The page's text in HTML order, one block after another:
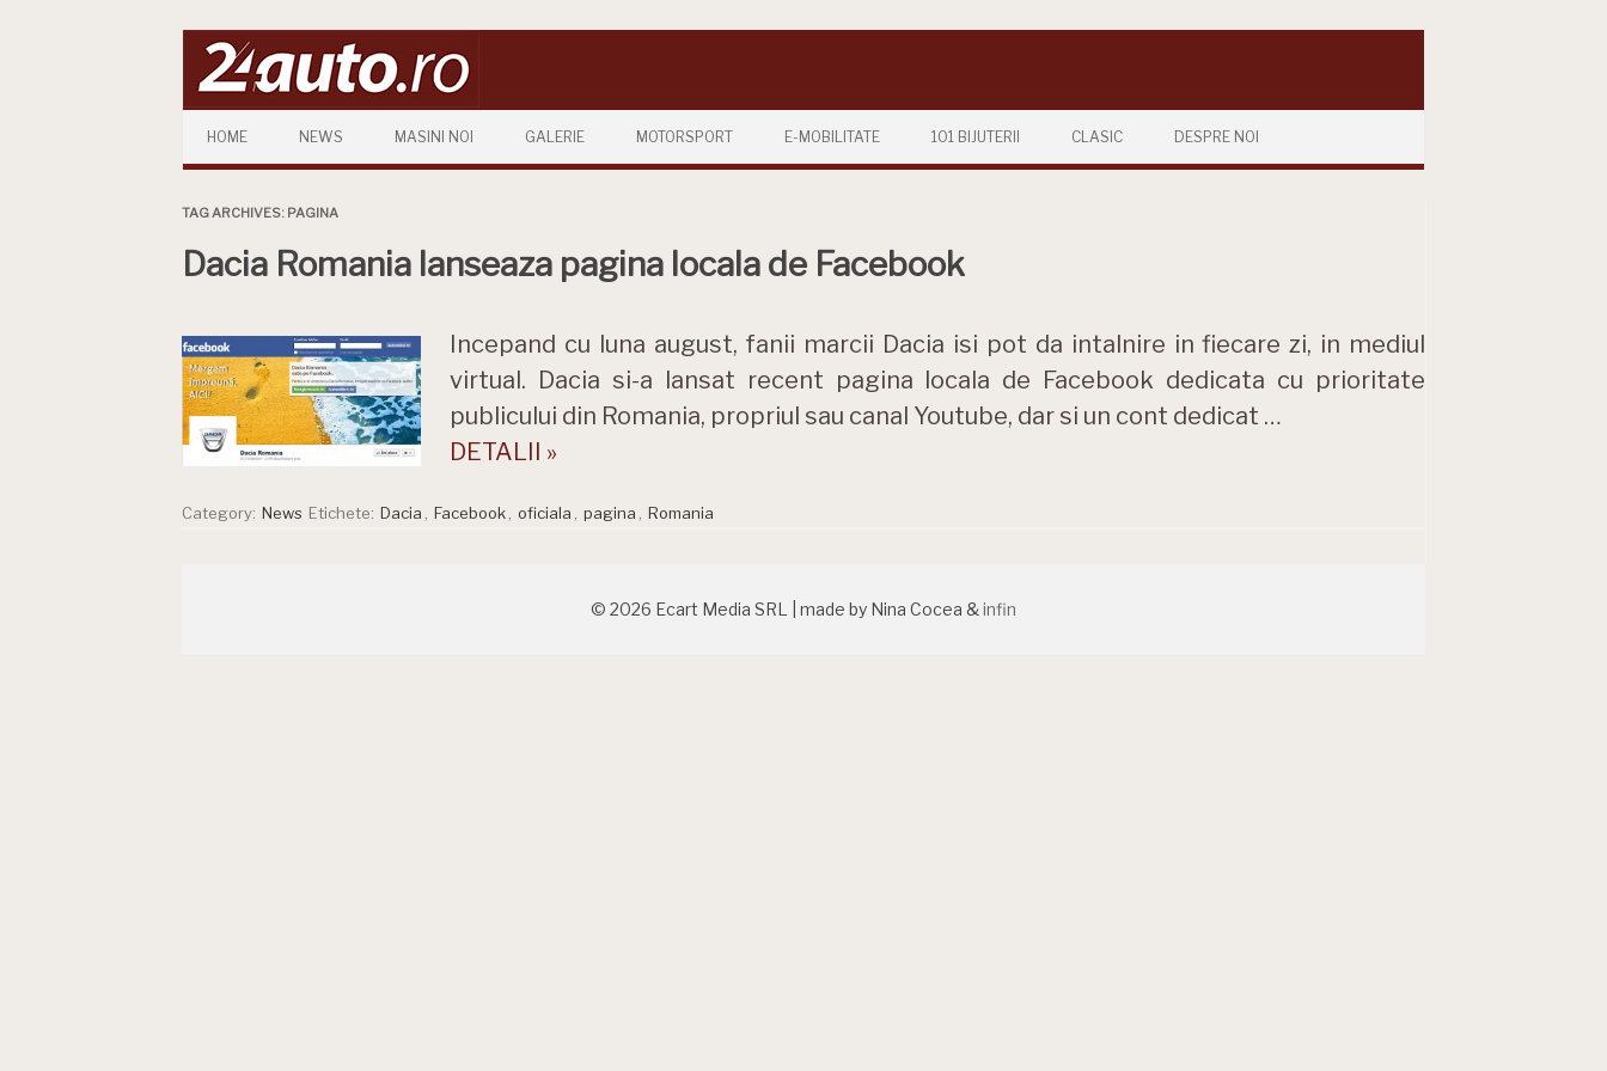
HOME NEWS MASINI NOI GALERIE MOTORSPORT E-MOBILITATE 101 BIJUTERII CLASIC DESPRE NOI
TAG ARCHIVES: PAGINA
Dacia Romania lanseaza pagina locala de Facebook
Incepand cu luna august, fanii marcii Dacia isi pot da intalnire in fiecare zi, in mediul
virtual. Dacia si-a lansat recent pagina locala de Facebook dedicata cu prioritate
publicului din Romania, propriul sau canal Youtube, dar si un cont dedicat …
DETALII »
Category: News Etichete: Dacia Facebook oficiala pagina Romania
© 2026 Ecart Media SRL | made by Nina Cocea &infin